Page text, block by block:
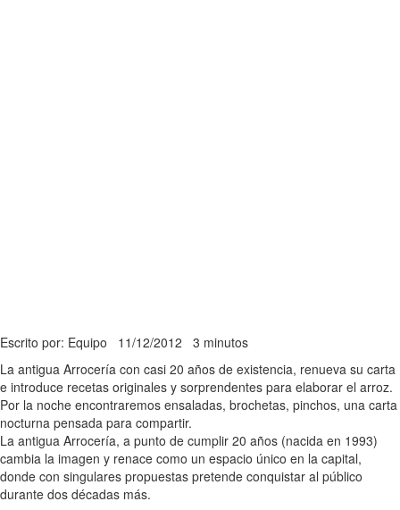
Escrito por: Equipo 11/12/2012 3 minutos
La antigua Arrocería con casi 20 años de existencia, renueva su carta
e introduce recetas originales y sorprendentes para elaborar el arroz.
Por la noche encontraremos ensaladas, brochetas, pinchos, una carta
nocturna pensada para compartir.
La antigua Arrocería, a punto de cumplir 20 años (nacida en 1993)
cambia la imagen y renace como un espacio único en la capital,
donde con singulares propuestas pretende conquistar al público
durante dos décadas más.